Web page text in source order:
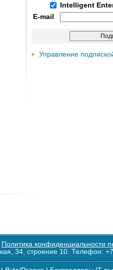
Intelligent
E-mail
Управление
Политика конфиденциальности
34, строение 10. Телефон: